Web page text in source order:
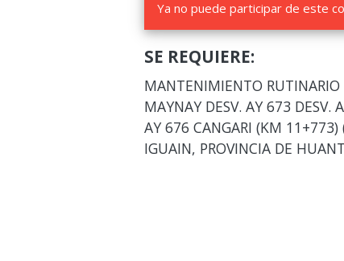
Ya no puede participar de este
SE REQUIERE:
MANTENIMIENTO
MAYNAY DESV. AY 673 DESV.
AY 676 CANGARI (KM
IGUAIN, PROVINCIA DE